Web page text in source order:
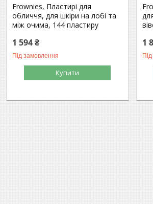
Frownies, Пластирі для
обличчя, для шкіри на лобі та
між очима, 144 пластиру
1 594 ₴
Під замовлення
Купити
1